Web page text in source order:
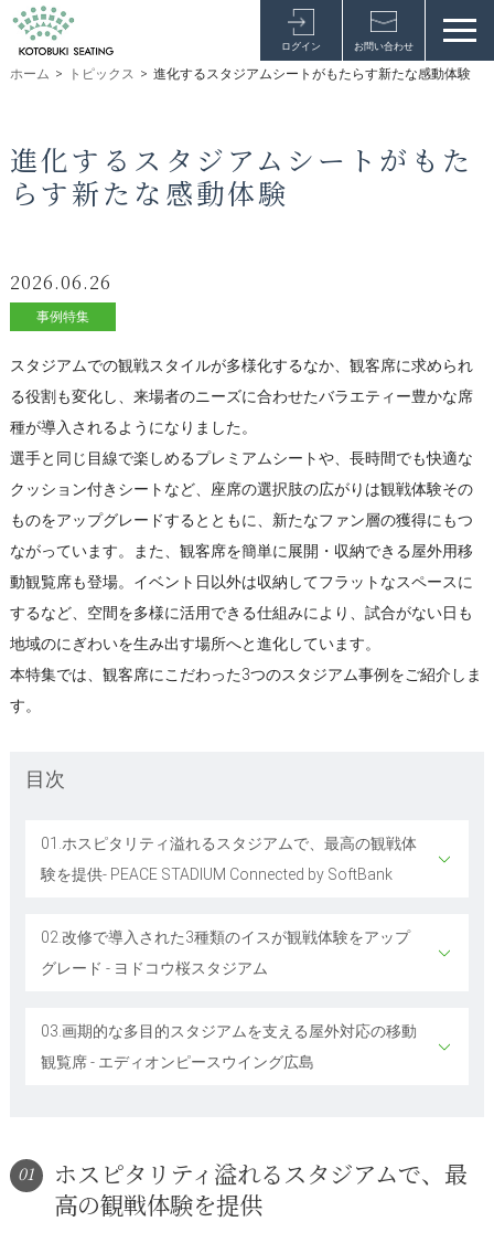
ログイン お問い合わせ
ホーム > トピックス > 進化するスタジアムシートがもたらす新たな感動体験
進化するスタジアムシートがもた
らす新たな感動体験
2026.06.26
事例特集
スタジアムでの観戦スタイルが多様化するなか、観客席に求められ
る役割も変化し、来場者のニーズに合わせたバラエティー豊かな席
種が導入されるようになりました。
選手と同じ目線で楽しめるプレミアムシートや、長時間でも快適な
クッション付きシートなど、座席の選択肢の広がりは観戦体験その
ものをアップグレードするとともに、新たなファン層の獲得にもつ
ながっています。また、観客席を簡単に展開・収納できる屋外用移
動観覧席も登場。イベント日以外は収納してフラットなスペースに
するなど、空間を多様に活用できる仕組みにより、試合がない日も
地域のにぎわいを生み出す場所へと進化しています。
本特集では、観客席にこだわった3つのスタジアム事例をご紹介しま
す。
目次
01.ホスピタリティ溢れるスタジアムで、最高の観戦体
験を提供- PEACE STADIUM Connected by SoftBank
02.改修で導入された3種類のイスが観戦体験をアップ
グレード - ヨドコウ桜スタジアム
03.画期的な多目的スタジアムを支える屋外対応の移動
観覧席 - エディオンピースウイング広島
01
ホスピタリティ溢れるスタジアムで、最
高の観戦体験を提供